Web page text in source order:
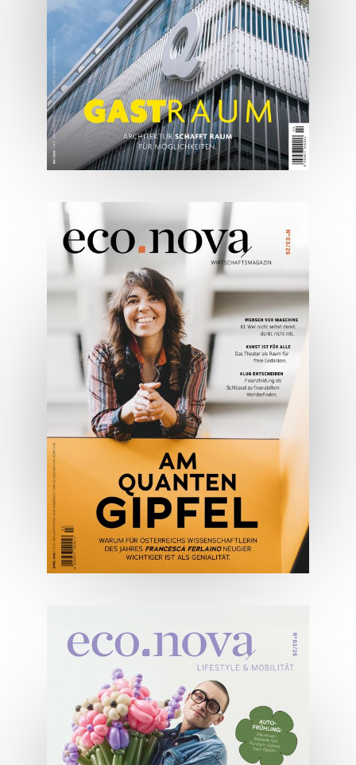
ONLINE LESEN
05/2026
Spezial: Architektur &
Lifestyle Mai 2026
JETZT BESTELLEN
ONLINE LESEN
04/2026
Wirtschaftsausgabe April 2026